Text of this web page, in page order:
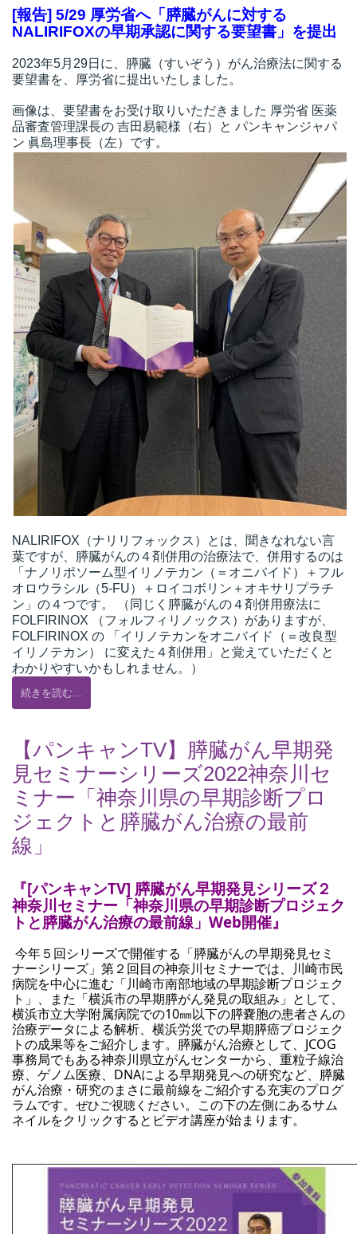
[報告] 5/29 厚労省へ「膵臓がんに対する
NALIRIFOXの早期承認に関する要望書」を提出
2023年5月29日に、膵臓（すいぞう）がん治療法に関する
要望書を、厚労省に提出いたしました。
画像は、要望書をお受け取りいただきました 厚労省 医薬
品審査管理課長の 吉田易範様（右）と パンキャンジャパ
ン 眞島理事長（左）です。
NALIRIFOX（ナリリフォックス）とは、聞きなれない言
葉ですが、膵臓がんの４剤併用の治療法で、併用するのは
「ナノリポソーム型イリノテカン（＝オニバイド）＋フル
オロウラシル（5-FU）＋ロイコボリン＋オキサリプラチ
ン」の４つです。 （同じく膵臓がんの４剤併用療法に
FOLFIRINOX （フォルフィリノックス）がありますが、
FOLFIRINOX の 「イリノテカンをオニバイド（＝改良型
イリノテカン） に変えた４剤併用」と覚えていただくと
わかりやすいかもしれません。）
続きを読む...
【パンキャンTV】膵臓がん早期発
見セミナーシリーズ2022神奈川セ
ミナー「神奈川県の早期診断プロ
ジェクトと膵臓がん治療の最前
線」
『[パンキャンTV] 膵臓がん早期発見シリーズ２
神奈川セミナー「神奈川県の早期診断プロジェク
トと膵臓がん治療の最前線」Web開催』
今年５回シリーズで開催する「膵臓がんの早期発見セミ
ナーシリーズ」第２回目の神奈川セミナーでは、川崎市民
病院を中心に進む「川崎市南部地域の早期診断プロジェク
ト」、また「横浜市の早期膵がん発見の取組み」として、
横浜市立大学附属病院での10㎜以下の膵嚢胞の患者さんの
治療データによる解析、横浜労災での早期膵癌プロジェク
トの成果等をご紹介します。膵臓がん治療として、JCOG
事務局でもある神奈川県立がんセンターから、重粒子線治
療、ゲノム医療、DNAによる早期発見への研究など、膵臓
がん治療・研究のまさに最前線をご紹介する充実のプログ
ラムです。 ぜひご視聴ください。 この下の左側にあるサム
ネイルをクリックするとビデオ講座が始ま ります。